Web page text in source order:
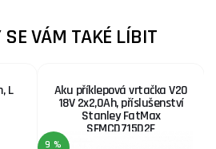
SE VÁM TAKÉ LÍBIT
L Aku příklepová vrtačka V20
18V 2x2,0Ah, příslušenství
Stanley FatMax
SFMCD715D2F
9 %